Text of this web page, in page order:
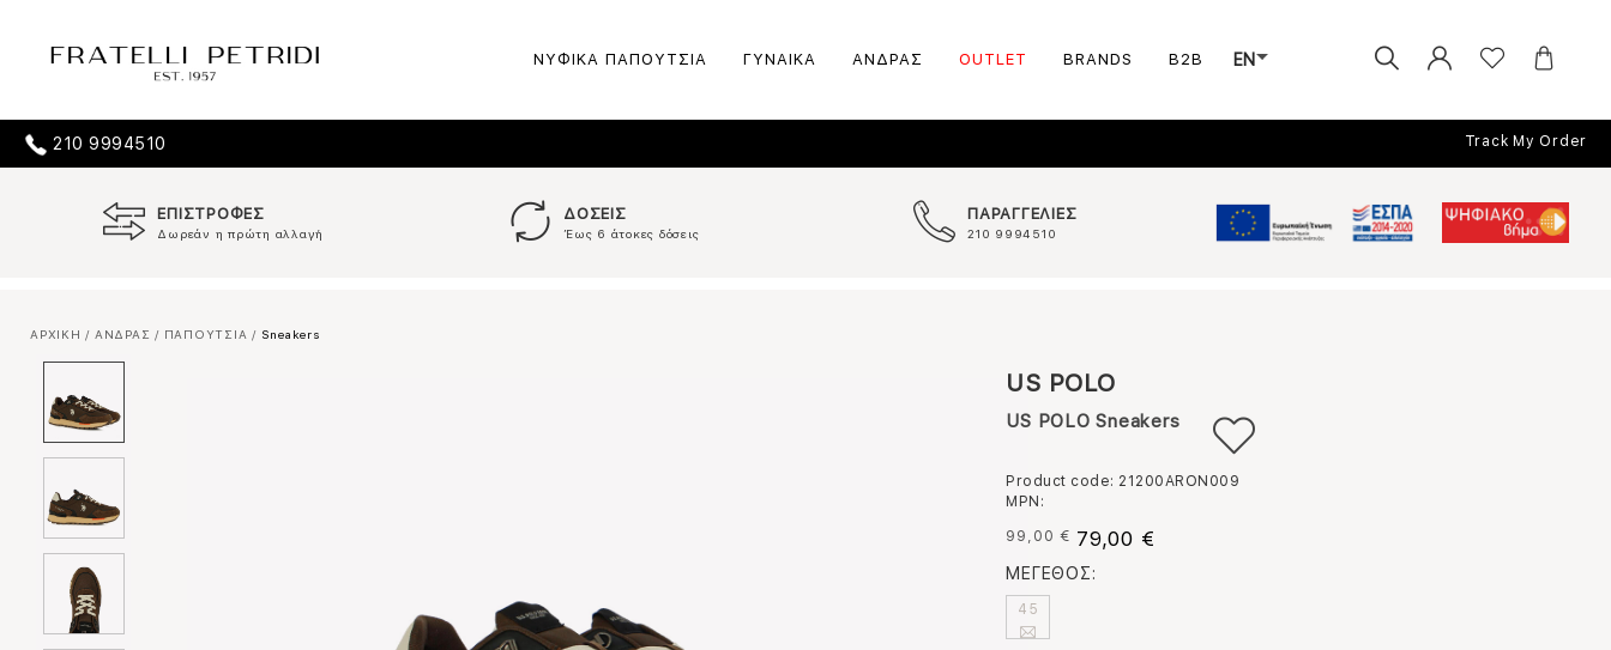
ΝΥΦΙΚΑ ΠΑΠΟΥΤΣΙΑ ΓΥΝΑΙΚΑ ΑΝΔΡΑΣ OUTLET BRANDS B2B EN
210 9994510 Track My Order
ΕΠΙΣΤΡΟΦΕΣ
Δωρεάν η πρώτη αλλαγή
ΔΟΣΕΙΣ
Έως 6 άτοκες δόσεις
ΠΑΡΑΓΓΕΛΙΕΣ
210 9994510
ΑΡΧΙΚΗ / ΑΝΔΡΑΣ / ΠΑΠΟΥΤΣΙΑ / Sneakers
US POLO
US POLO Sneakers
Product code: 21200ARON009
MPN:
99,00 € 79,00 €
ΜΕΓΕΘΟΣ:
45